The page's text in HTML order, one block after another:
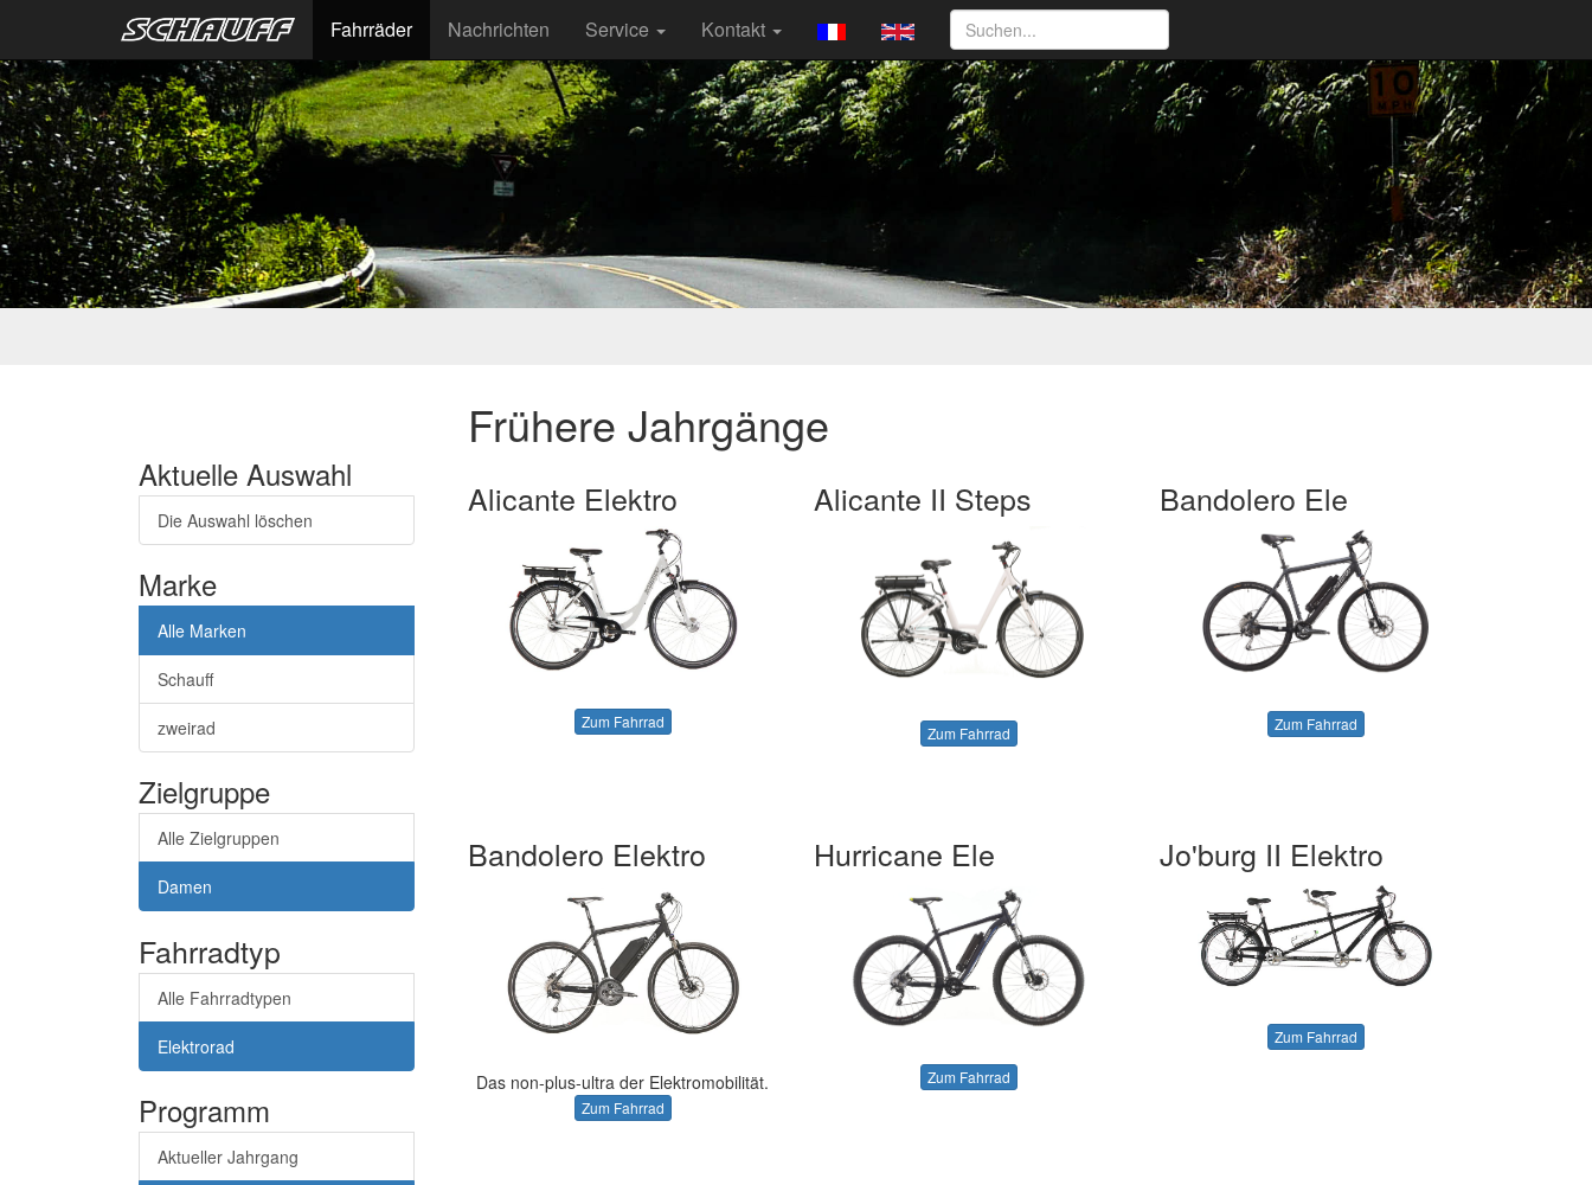
Fahrräder Nachrichten Service Kontakt
Frühere Jahrgänge
Aktuelle Auswahl
Die Auswahl löschen
Marke
Alle Marken
Schauff
zweirad
Zielgruppe
Alle Zielgruppen
Damen
Fahrradtyp
Alle Fahrradtypen
Elektrorad
Programm
Aktueller Jahrgang
Alicante Elektro
Zum Fahrrad
Alicante II Steps
Zum Fahrrad
Bandolero Ele
Zum Fahrrad
Bandolero Elektro
Das non-plus-ultra der Elektromobilität.
Zum Fahrrad
Hurricane Ele
Zum Fahrrad
Jo'burg II Elektro
Zum Fahrrad